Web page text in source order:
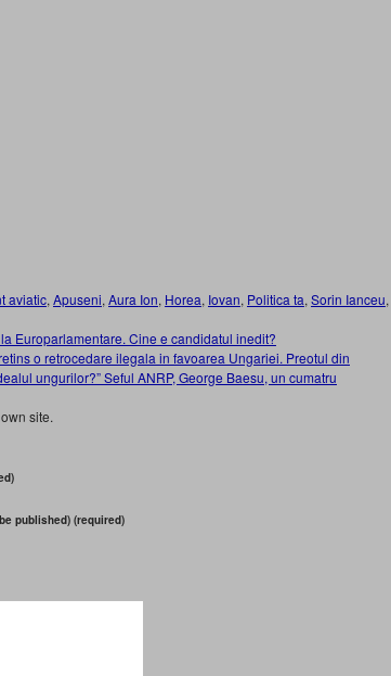
aviatic, Apuseni, Aura Ion, Horea, Iovan, Politica ta, Sorin Ianceu,
Europarlamentare. Cine e candidatul inedit?
o retrocedare ilegala in favoarea Ungariei. Preotul din
ungurilor?” Seful ANRP, George Baesu, un cumatru
site.
published) (required)